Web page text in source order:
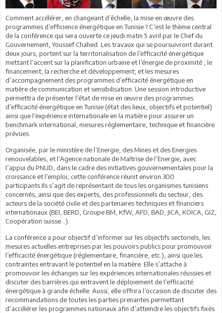
Comment accélérer, en changeant d’échelle, la mise en œuvre des
programmes d’efficience énergétique en Tunisie ? C’est le thème central
de la conférence qui sera ouverte ce jeudi matin 5 avril par le Chef du
Gouvernement, Youssef Chahed. Les travaux qui se poursuivront durant
deux jours, portent sur la territorialisation de l’efficacité énergétique
mettant l’accent sur la planification urbaine et l’énergie de proximité ; le
financement; la recherche et développement; et les mesures
d’accompagnement des programmes d’efficacité énergétique en
matière de communication et sensibilisation. Une session introductive
permettra de présenter l’état de mise en œuvre des programmes
d’efficacité énergétique en Tunisie (état des lieux, objectifs et potentiel)
ainsi que l’expérience internationale en la matière pour assurer un
benchmark international, mesures réglementaire, technique et financière
prévues.
Organisée, par le ministère de l’Energie, des Mines et des Energies
renouvelables, et l’Agence nationale de Maîtrise de l’Energie, avec
l’appui du PNUD, dans le cadre des initiatives gouvernementales pour la
croissance et l’emploi, cette conférence réunit environ 300
participants.Ils s’agit de représentant de tous les organismes tunisiens
concernés, ainsi que des experts, des professionnels du secteur, des
acteurs de la société civile et des partenaires techniques et financiers
internationaux (BEI, BERD, Groupe BM, KfW, AFD, BAD, JICA, KOICA, GIZ,
Coopération suisse...).
La conférence a pour objectif d’informer sur les objectifs sectoriels, les
mesures actuelles entreprises par les pouvoirs publics pour promouvoir
l’efficacité énergétique (réglementaire, financière, etc.), ainsi que les
contraintes entravant le potentiel en la matière. Elle s’attache à
promouvoir les échanges sur les expériences internationales réussies et
discuter des barrières qui entravent le déploiement de l’efficacité
énergétique à grande échelle. Aussi, elle offrira l’occasion de discuter des
recommandations de toutes les parties prenantes permettant
d’accélérer les programmes nationaux afin d’atteindre les objectifs fixés.